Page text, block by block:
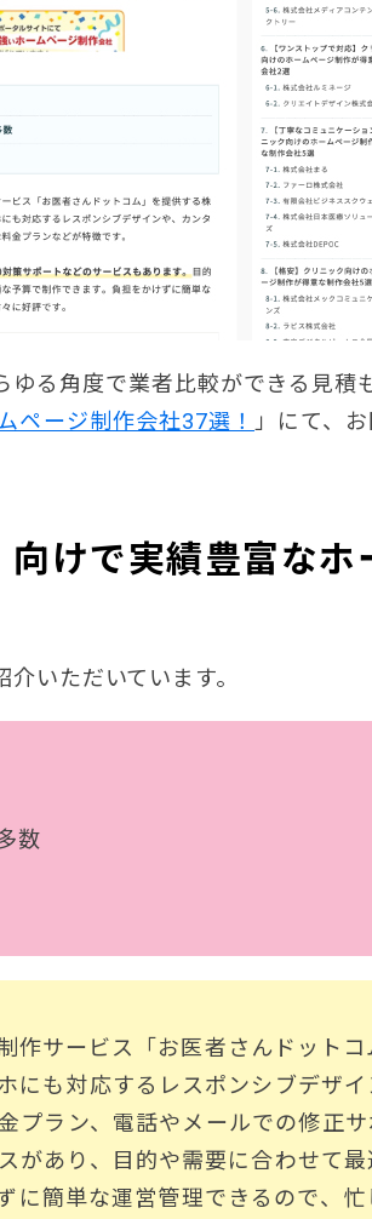
る角度で業者比較ができる見積
ページ制作会社37選！
」にて、
けで実績豊富なホ
いただいています。
数
作サービス「お医者さんドット
にも対応するレスポンシブデザ
プラン、電話やメールでの修正
があり、目的や需要に合わせて
に簡単な運営管理できるので、